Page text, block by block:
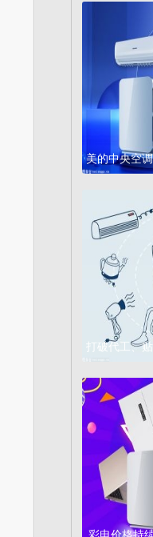
美的中央空
打破代工、
彩电价格持